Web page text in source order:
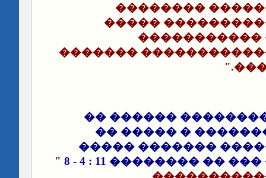
�����
�������
������
����������
����� ����
����� ���
������� ��������
���� ������� ��� ��
"